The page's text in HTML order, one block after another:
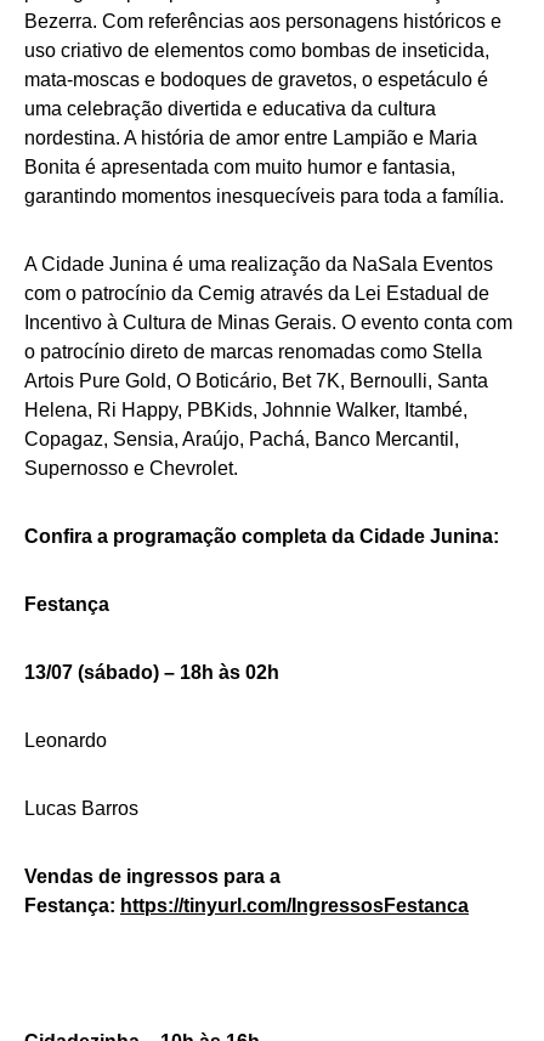
Bezerra. Com referências aos personagens históricos e
uso criativo de elementos como bombas de inseticida,
mata-moscas e bodoques de gravetos, o espetáculo é
uma celebração divertida e educativa da cultura
nordestina. A história de amor entre Lampião e Maria
Bonita é apresentada com muito humor e fantasia,
garantindo momentos inesquecíveis para toda a família.
A Cidade Junina é uma realização da NaSala Eventos
com o patrocínio da Cemig através da Lei Estadual de
Incentivo à Cultura de Minas Gerais. O evento conta com
o patrocínio direto de marcas renomadas como Stella
Artois Pure Gold, O Boticário, Bet 7K, Bernoulli, Santa
Helena, Ri Happy, PBKids, Johnnie Walker, Itambé,
Copagaz, Sensia, Araújo, Pachá, Banco Mercantil,
Supernosso e Chevrolet.
Confira a programação completa da Cidade Junina:
Festança
13/07 (sábado) – 18h às 02h
Leonardo
Lucas Barros
Vendas de ingressos para a
Festança: https://tinyurl.com/IngressosFestanca